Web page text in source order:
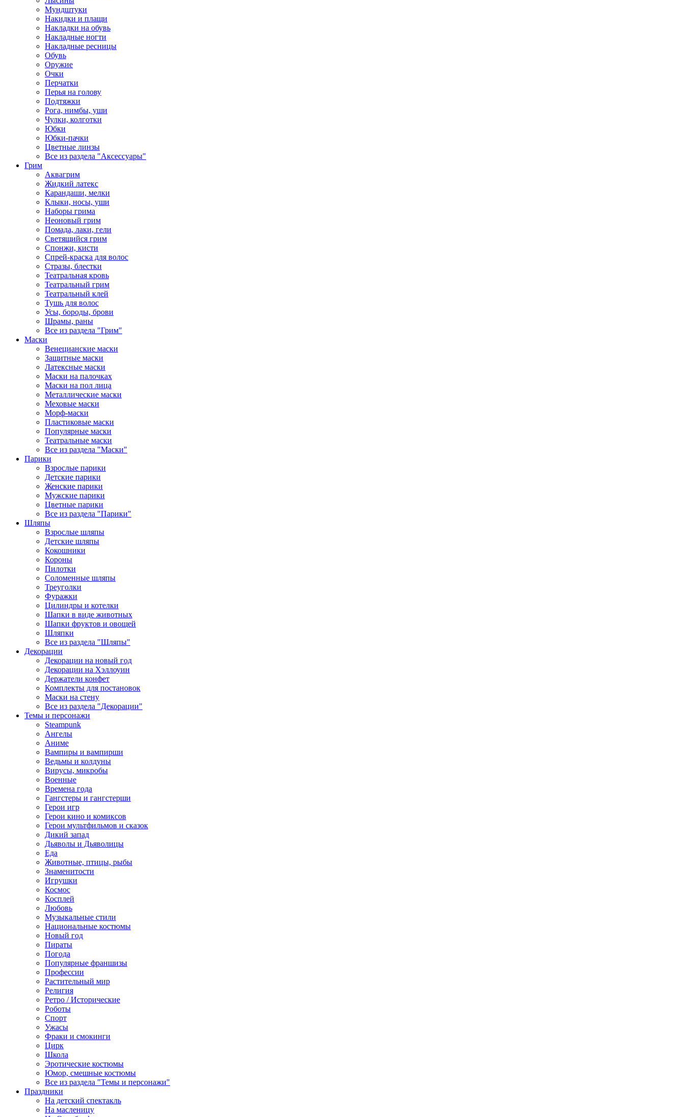
Мундштуки
Накидки и плащи
Накладки на обувь
Накладные ногти
Накладные ресницы
Обувь
Оружие
Очки
Перчатки
Перья на голову
Подтяжки
Рога, нимбы, уши
Чулки, колготки
Юбки
Юбки-пачки
Цветные линзы
Все из раздела "Аксессуары"
Грим
Аквагрим
Жидкий латекс
Карандаши, мелки
Клыки, носы, уши
Наборы грима
Неоновый грим
Помада, лаки, гели
Светящийся грим
Спонжи, кисти
Спрей-краска для волос
Стразы, блестки
Театральная кровь
Театральный грим
Театральный клей
Тушь для волос
Усы, бороды, брови
Шрамы, раны
Все из раздела "Грим"
Маски
Венецианские маски
Защитные маски
Латексные маски
Маски на палочках
Маски на пол лица
Металлические маски
Меховые маски
Морф-маски
Пластиковые маски
Популярные маски
Театральные маски
Все из раздела "Маски"
Парики
Взрослые парики
Детские парики
Женские парики
Мужские парики
Цветные парики
Все из раздела "Парики"
Шляпы
Взрослые шляпы
Детские шляпы
Кокошники
Короны
Пилотки
Соломенные шляпы
Треуголки
Фуражки
Цилиндры и котелки
Шапки в виде животных
Шапки фруктов и овощей
Шляпки
Все из раздела "Шляпы"
Декорации
Декорации на новый год
Декорации на Хэллоуин
Держатели конфет
Комплекты для постановок
Маски на стену
Все из раздела "Декорации"
Темы и персонажи
Steampunk
Ангелы
Аниме
Вампиры и вампирши
Ведьмы и колдуны
Вирусы, микробы
Военные
Времена года
Гангстеры и гангстерши
Герои игр
Герои кино и комиксов
Герои мультфильмов и сказок
Дикий запад
Дьяволы и Дьяволицы
Еда
Животные, птицы, рыбы
Знаменитости
Игрушки
Космос
Косплей
Любовь
Музыкальные стили
Национальные костюмы
Новый год
Пираты
Погода
Популярные франшизы
Профессии
Растительный мир
Религия
Ретро / Исторические
Роботы
Спорт
Ужасы
Фраки и смокинги
Цирк
Школа
Эротические костюмы
Юмор, смешные костюмы
Все из раздела "Темы и персонажи"
Праздники
На детский спектакль
На масленицу